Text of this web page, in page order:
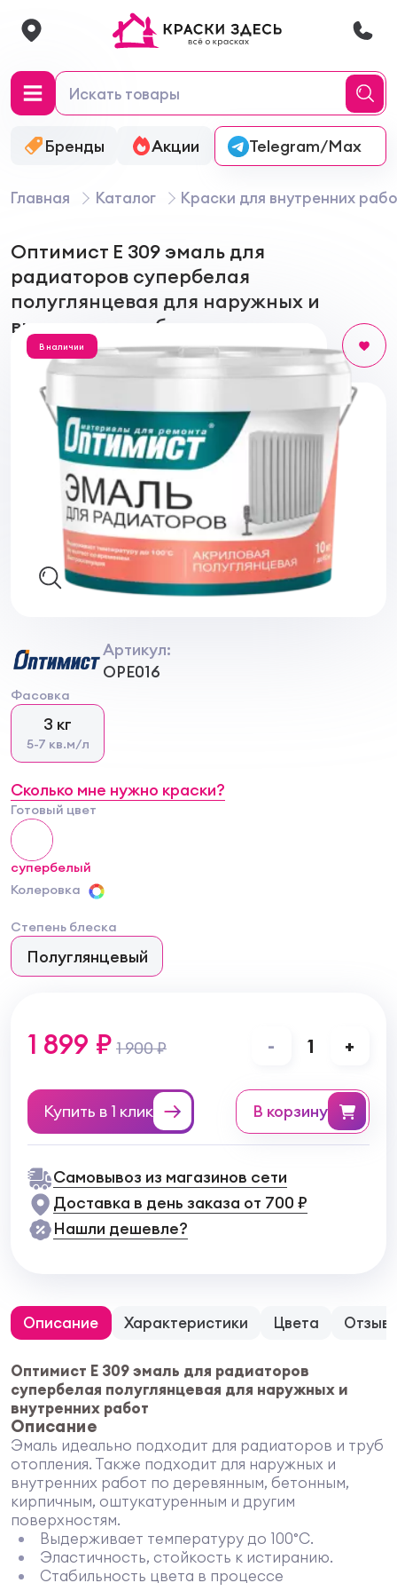
Бренды Акции Онлайн-колеровка
Telegram/Max
Главная Каталог Краски для внутренних
Оптимист Е 309 эмаль для
радиаторов супербелая
полуглянцевая для наружных и
внутренних работ
В наличии
Артикул:
OPE016
Фасовка
3 кг
5-7 кв.м/л
Сколько мне нужно краски?
Готовый цвет
супербелый
Колеровка
Степень блеска
Полуглянцевый
1 899 ₽ 1 900 ₽ - 1 +
Купить в 1 клик в корзину
Самовывоз из магазинов сети
Доставка в день заказа от 700 ₽
Нашли дешевле?
Описание Характеристики Цвета
Оптимист Е 309 эмаль для радиаторов
супербелая полуглянцевая для наружных и
внутренних работ
Описание
Эмаль идеально подходит для радиаторов и труб
отопления. Также подходит для наружных и
внутренних работ по деревянным, бетонным,
кирпичным, оштукатуренным и другим
поверхностям.
Выдерживает температуру до 100°С.
Эластичность, стойкость к истиранию.
Стабильность цвета в процессе